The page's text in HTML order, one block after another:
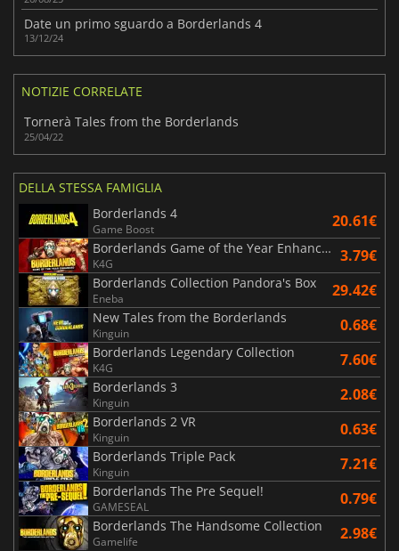
Date un primo sguardo a Borderlands 4
13/12/24
NOTIZIE CORRELATE
Tornerà Tales from the Borderlands
25/04/22
DELLA STESSA FAMIGLIA
Borderlands 4
Game Boost 20.61€
Borderlands Game of the Year Enhanced
K4G 3.79€
Borderlands Collection Pandora's Box
Eneba 29.42€
New Tales from the Borderlands
Kinguin 0.68€
Borderlands Legendary Collection
K4G 7.60€
Borderlands 3
Kinguin 2.08€
Borderlands 2 VR
Kinguin 0.63€
Borderlands Triple Pack
Kinguin 7.21€
Borderlands The Pre Sequel!
GAMESEAL 0.79€
Borderlands The Handsome Collection
Gamelife 2.98€